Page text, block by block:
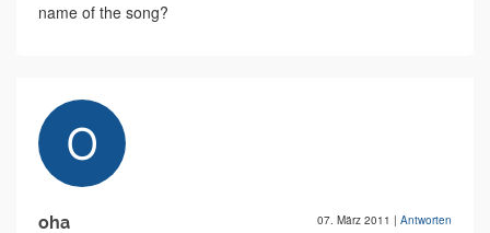
name of the song?
oha 07. März 2011 | Antworten